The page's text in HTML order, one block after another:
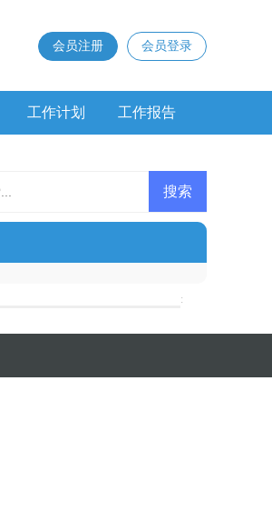
会员登录
会员注册
工作计划 工作报告
: